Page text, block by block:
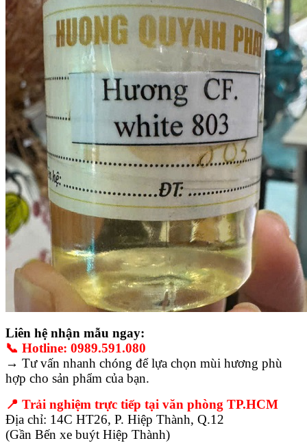
Liên hệ nhận mẫu ngay:
📞 Hotline: 0989.591.080
→ Tư vấn nhanh chóng để lựa chọn mùi hương phù
hợp cho sản phẩm của bạn.
📍 Trải nghiệm trực tiếp tại văn phòng TP.HCM
Địa chỉ: 14C HT26, P. Hiệp Thành, Q.12
(Gần Bến xe buýt Hiệp Thành)